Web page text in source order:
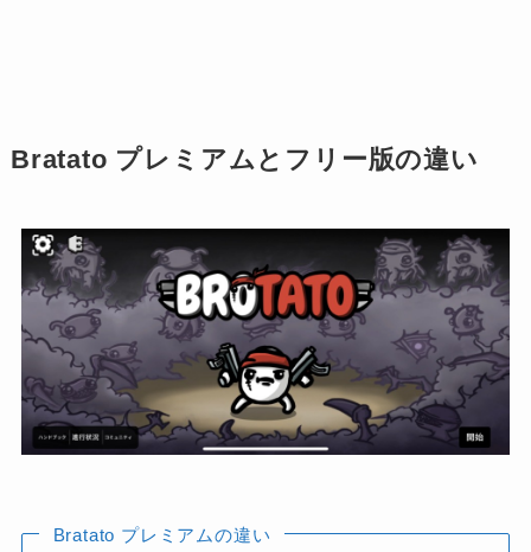
Bratato プレミアムとフリー版の違い
Bratato プレミアムの違い